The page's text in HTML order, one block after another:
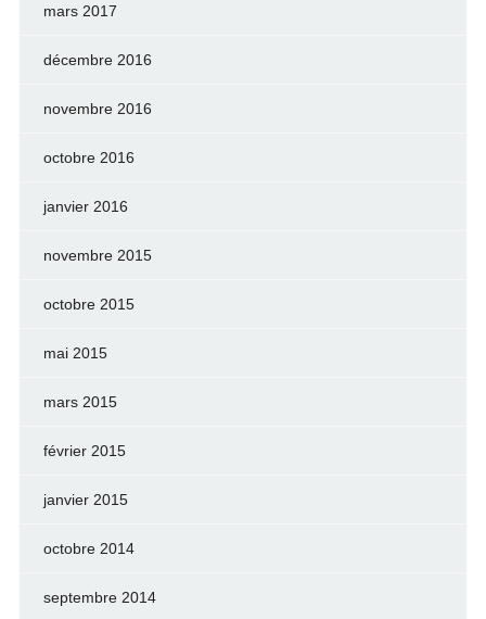
mars 2017
décembre 2016
novembre 2016
octobre 2016
janvier 2016
novembre 2015
octobre 2015
mai 2015
mars 2015
février 2015
janvier 2015
octobre 2014
septembre 2014